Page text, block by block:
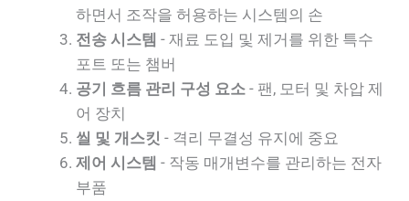
하면서 조작을 허용하는 시스템의 손
전송 시스템 - 재료 도입 및 제거를 위한 특수
포트 또는 챔버
공기 흐름 관리 구성 요소 - 팬, 모터 및 차압 제
어 장치
씰 및 개스킷 - 격리 무결성 유지에 중요
제어 시스템 - 작동 매개변수를 관리하는 전자
부품